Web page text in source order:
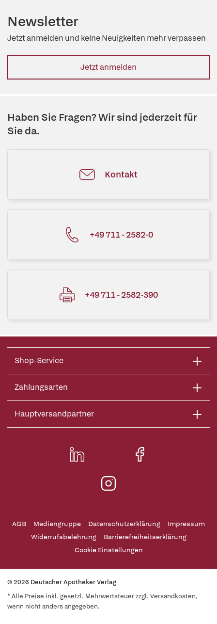
Newsletter
Jetzt anmelden und keine Neuigkeiten mehr verpassen
Jetzt anmelden
Haben Sie Fragen? Wir sind jederzeit für
Sie da.
Kontakt
+49 711 - 2582-0
+49 711 - 2582-390
Shop-Service
Zahlungsarten
Hauptversandpartner
AGB Mediengruppe Datenschutzerklärung
Impressum
Widerrufsbelehrung
Barrierefreiheitserklärung
Cookie Einstellungen
© 2026 Deutscher Apotheker Verlag
* Alle Preise inkl. gesetzl. Mehrwertsteuer zzgl. Versandkosten,
wenn nicht anders angegeben.